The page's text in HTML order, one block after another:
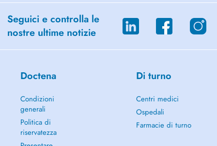
Seguici e controlla le
nostre ultime notizie
Doctena
Condizioni
generali
Politica di
riservatezza
Di turno
Centri medici
Ospedali
Farmacie di turno